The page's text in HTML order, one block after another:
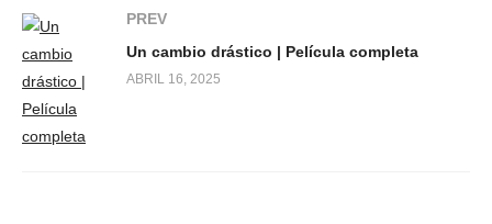
PREV
Un cambio drástico | Película completa
ABRIL 16, 2025